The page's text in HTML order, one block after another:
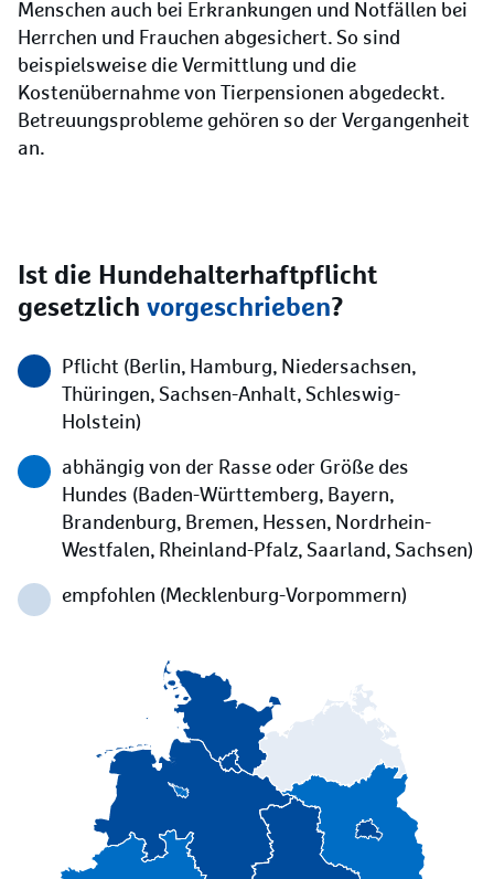
Menschen auch bei Erkrankungen und Notfällen bei
Herrchen und Frauchen abgesichert. So sind
beispielsweise die Vermittlung und die
Kostenübernahme von Tierpensionen abgedeckt.
Betreuungsprobleme gehören so der Vergangenheit
an.
Ist die Hundehalterhaftpflicht
gesetzlich vorgeschrieben?
Pflicht (Berlin, Hamburg, Niedersachsen,
Thüringen, Sachsen-Anhalt, Schleswig-
Holstein)
abhängig von der Rasse oder Größe des
Hundes (Baden-Württemberg, Bayern,
Brandenburg, Bremen, Hessen, Nordrhein-
Westfalen, Rheinland-Pfalz, Saarland, Sachsen)
empfohlen (Mecklenburg-Vorpommern)